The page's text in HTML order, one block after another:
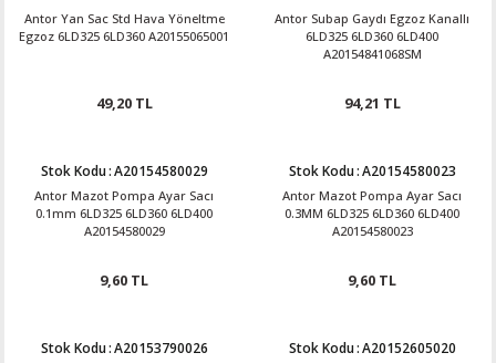
Antor Yan Sac Std Hava Yöneltme
Egzoz 6LD325 6LD360 A20155065001
49,20 TL
Antor Subap Gaydı Egzoz Kanallı
6LD325 6LD360 6LD400
A20154841068SM
94,21 TL
Stok Kodu:A20154580029
Antor Mazot Pompa Ayar Sacı
0.1mm 6LD325 6LD360 6LD400
A20154580029
9,60 TL
Stok Kodu:A20154580023
Antor Mazot Pompa Ayar Sacı
0.3MM 6LD325 6LD360 6LD400
A20154580023
9,60 TL
Stok Kodu:A20153790026 Stok Kodu:A20152605020